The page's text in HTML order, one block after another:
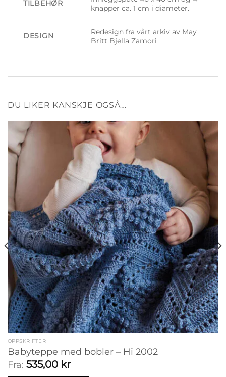
TILBEHØR
knapper ca. 1 cm i diameter.
DESIGN
Redesign fra vårt arkiv av May
Britt Bjella Zamori
DU LIKER KANSKJE OGSÅ…
OPPSKRIFTER
Babyteppe med bobler – Hi 2002
Fra: 535,00 kr